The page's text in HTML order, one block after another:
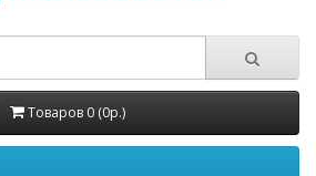
Товаров 0 (0р.)